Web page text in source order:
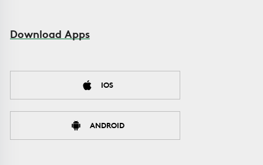
Download Apps
IOS
ANDROID